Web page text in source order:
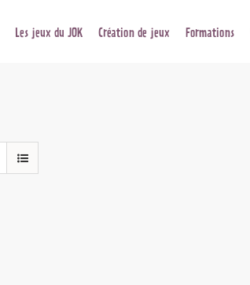
Les jeux du JOK Création de jeux Formations